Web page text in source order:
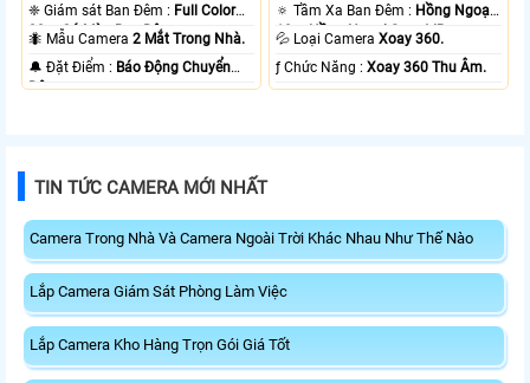
❈ Giám sát Ban Đêm : Full Color
20m Có Màu Ban Ðêm.
🐜 Mẫu Camera2 Mắt Trong Nhà.
️🔔 Đặt Điểm : Báo Động Chuyển
Động.
🔅 Tầm Xa Ban Đêm : Hồng Ngoại
10m Hồng Ngoại Smart IR.
💦 Loại CameraXoay 360.
️ƒ Chức Năng :Xoay 360 Thu Âm.
TIN TỨC CAMERA MỚI NHẤT
Camera Trong Nhà Và Camera Ngoài Trời Khác Nhau Như Thế Nào
Lắp Camera Giám Sát Phòng Làm Việc
Lắp Camera Kho Hàng Trọn Gói Giá Tốt